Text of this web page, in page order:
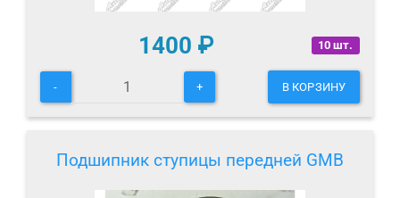
10 шт.
1400 ₽
- + В КОРЗИНУ
Подшипник ступицы передней GMB